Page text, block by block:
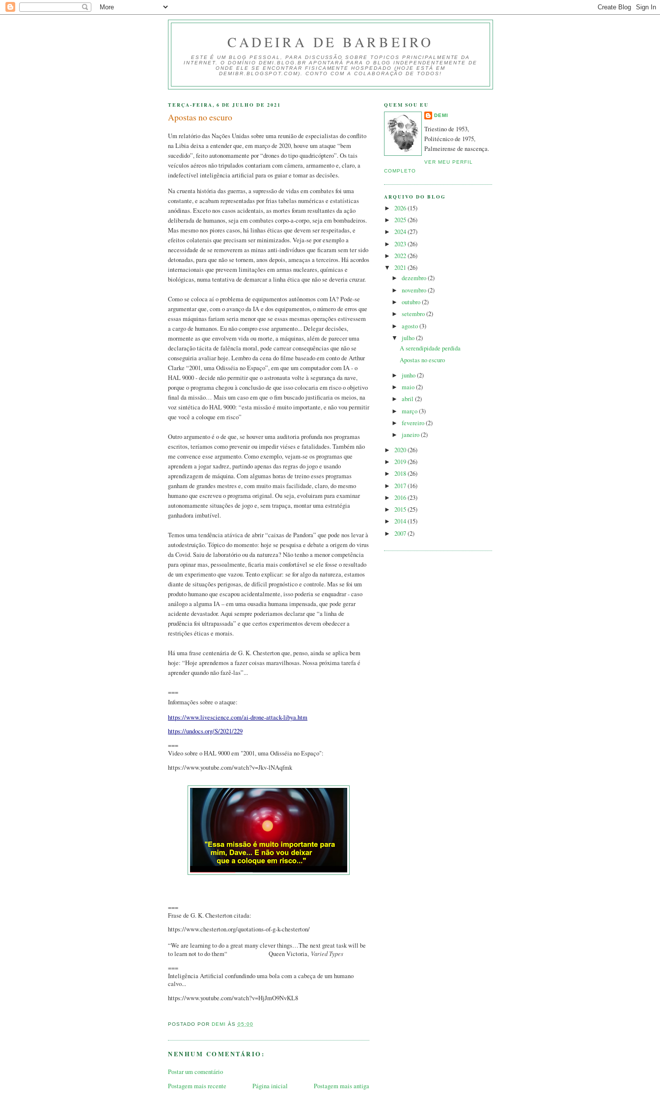
CADEIRA DE BARBEIRO
ESTE É UM BLOG PESSOAL, PARA DISCUSSÃO SOBRE TOPICOS PRINCIPALMENTE DA
INTERNET. O DOMÍNIO DEMI.BLOG.BR APONTARÁ PARA O BLOG INDEPENDENTEMENTE DE
ONDE ELE SE ENCONTRAR FISICAMENTE HOSPEDADO (HOJE ESTÁ EM
DEMIBR.BLOGSPOT.COM). CONTO COM A COLABORAÇÃO DE TODOS!
TERÇA-FEIRA, 6 DE JULHO DE 2021
Apostas no escuro
Um relatório das Nações Unidas sobre uma reunião de especialistas do conflito
na Libia deixa a entender que, em março de 2020, houve um ataque “bem
sucedido”, feito autonomamente por “drones do tipo quadricóptero”. Os tais
veículos aéreos não tripulados contariam com câmera, armamento e, claro, a
indefectível inteligência artificial para os guiar e tomar as decisões.
Na cruenta história das guerras, a supressão de vidas em combates foi uma
constante, e acabam representadas por frias tabelas numéricas e estatísticas
anódinas. Exceto nos casos acidentais, as mortes foram resultantes da ação
deliberada de humanos, seja em combates corpo-a-corpo, seja em bombadeiros.
Mas mesmo nos piores casos, há linhas éticas que devem ser respeitadas, e
efeitos colaterais que precisam ser minimizados. Veja-se por exemplo a
necessidade de se removerem as minas anti-indivíduos que ficaram sem ter sido
detonadas, para que não se tornem, anos depois, ameaças a terceiros. Há acordos
internacionais que preveem limitações em armas nucleares, químicas e
biológicas, numa tentativa de demarcar a linha ética que não se deveria cruzar.
Como se coloca aí o problema de equipamentos autônomos com IA? Pode-se
argumentar que, com o avanço da IA e dos equipamentos, o número de erros que
essas máquinas fariam seria menor que se essas mesmas operações estivessem
a cargo de humanos. Eu não compro esse argumento... Delegar decisões,
mormente as que envolvem vida ou morte, a máquinas, além de parecer uma
declaração tácita de falêncĩa moral, pode carrear consequências que não se
conseguiria avaliar hoje. Lembro da cena do filme baseado em conto de Arthur
Clarke “2001, uma Odisséia no Espaço”, em que um computador com IA - o
HAL 9000 - decide não permitir que o astronauta volte à segurança da nave,
porque o programa chegou à conclusão de que isso colocaria em risco o objetivo
final da missão… Mais um caso em que o fim buscado justificaria os meios, na
voz sintética do HAL 9000: “esta missão é muito importante, e não vou permitir
que você a coloque em risco”
Outro argumento é o de que, se houver uma auditoria profunda nos programas
escritos, teríamos como prevenir ou impedir viéses e fatalidades. Também não
me convence esse argumento. Como exemplo, vejam-se os programas que
aprendem a jogar xadrez, partindo apenas das regras do jogo e usando
aprendizagem de máquina. Com algumas horas de treino esses programas
ganham de grandes mestres e, com muito mais facilidade, claro, do mesmo
humano que escreveu o programa original. Ou seja, evoluiram para examinar
autonomamente situações de jogo e, sem trapaça, montar uma estratégia
ganhadora imbatível.
Temos uma tendência atávica de abrir “caixas de Pandora” que pode nos levar à
autodestruição. Tópico do momento: hoje se pesquisa e debate a origem do virus
da Covid. Saiu de laboratório ou da natureza? Não tenho a menor competência
para opinar mas, pessoalmente, ficaria mais confortável se ele fosse o resultado
de um experimento que vazou. Tento explicar: se for algo da natureza, estamos
diante de situações perigosas, de difícil prognóstico e controle. Mas se foi um
produto humano que escapou acidentalmente, isso poderia se enquadrar - caso
análogo a alguma IA – em uma ousadia humana impensada, que pode gerar
acidente devastador. Aqui sempre poderiamos declarar que “a linha de
prudência foi ultrapassada” e que certos experimentos devem obedecer a
restrições éticas e morais.
Há uma frase centenária de G. K. Chesterton que, penso, ainda se aplica bem
hoje: “Hoje aprendemos a fazer coisas maravilhosas. Nossa próxima tarefa é
aprender quando não fazê-las”...
===
Informações sobre o ataque:
https://www.livescience.com/ai-drone-attack-libya.htm
https://undocs.org/S/2021/229
===
Video sobre o HAL 9000 em "2001, uma Odisséia no Espaço":
https://www.youtube.com/watch?v=Jkv-lNAqfmk
===
Frase de G. K. Chesterton citada:
https://www.chesterton.org/quotations-of-g-k-chesterton/
“We are learning to do a great many clever things…The next great task will be
to learn not to do them“ Queen Victoria, Varied Types
===
Inteligência Artificial confundindo uma bola com a cabeça de um humano
calvo...
https://www.youtube.com/watch?v=HjJmO9NvKL8
POSTADO POR DEMI ÀS 05:00
NENHUM COMENTÁRIO:
Postar um comentário
Postagem mais recente
Postagem mais antiga
Página inicial
QUEM SOU EU
DEMI
Triestino de 1953,
Politécnico de 1975,
Palmeirense de nascença.
VER MEU PERFIL
COMPLETO
ARQUIVO DO BLOG
► 2026(15)
► 2025(26)
► 2024(27)
► 2023(26)
► 2022(26)
▼ 2021 (26)
►dezembro(2)
►novembro(2)
►outubro(2)
►setembro(2)
►agosto(3)
▼julho(2)
A serendipidade perdida
Apostas no escuro
►junho(2)
►maio(2)
►abril(2)
►março(3)
►fevereiro(2)
►janeiro(2)
► 2020(26)
► 2019(26)
► 2018(26)
► 2017(16)
► 2016(23)
► 2015(25)
► 2014(15)
► 2007(2)